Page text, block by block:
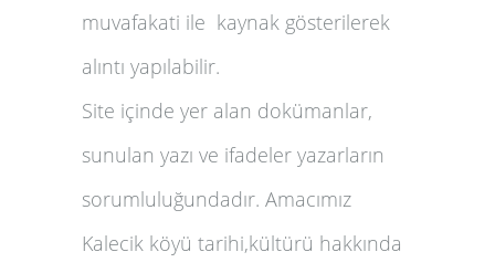
muvafakati ile kaynak gösterilerek
alıntı yapılabilir.
Site içinde yer alan dokümanlar,
sunulan yazı ve ifadeler yazarların
sorumluluğundadır. Amacımız
Kalecik köyü tarihi,kültürü hakkında